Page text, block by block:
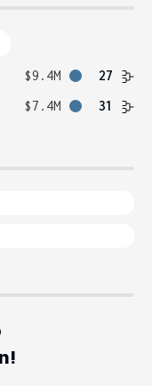
$9.4M
27
$7.4M 31